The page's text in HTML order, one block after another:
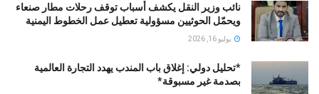
نائب وزير النقل يكشف أسباب توقف رحلات مطار صنعاء
ويحمّل الحوثيين مسؤولية تعطيل عمل الخطوط اليمنية
يوليو 16, 2026
*تحليل دولي: إغلاق باب المندب يهدد التجارة العالمية
بصدمة غير مسبوقة*